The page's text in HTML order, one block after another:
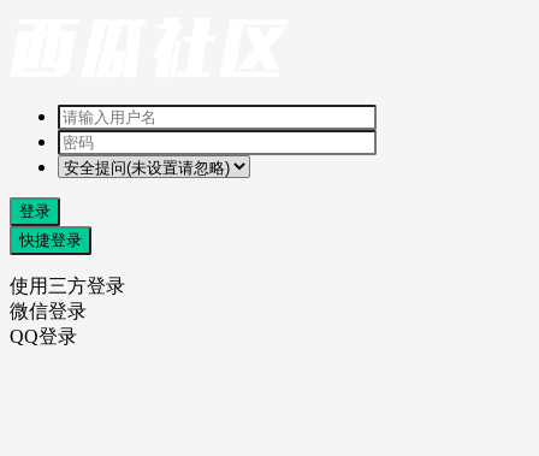
登录
快捷登录
使用三方登录
微信登录
QQ登录